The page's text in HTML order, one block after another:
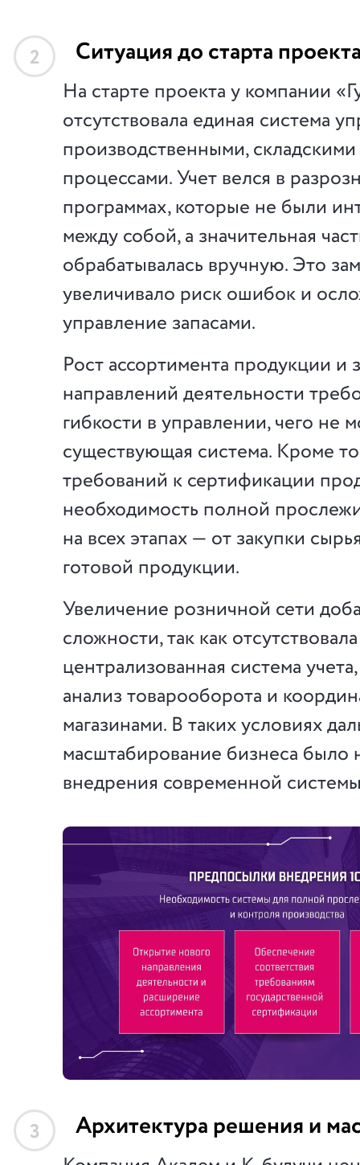
2 Ситуация до старта
На старте проекта у компании
отсутствовала единая система
производственными,
процессами. Учет велся в
программах, которые не были
между собой, а значительная
обрабатывалась вручную. Это
увеличивало риск ошибок и
управление запасами.
Рост ассортимента продукции и
направлений деятельности
гибкости в управлении, чего не
существующая система. Кроме
требований к сертификации
необходимость полной
на всех этапах — от закупки
готовой продукции.
Увеличение розничной сети
сложности, так как отсутствовала
централизованная система
анализ товарооборота и
магазинами. В таких условиях
масштабирование бизнеса было
внедрения современной
3 Архитектура решения и